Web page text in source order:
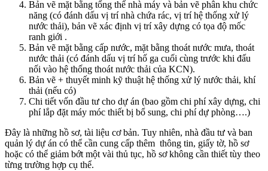
Bản vẽ mặt bằng tổng thể nhà máy và bản vẽ phân khu chức
năng (có đánh dấu vị trí nhà chứa rác, vị trí hệ thống xử lý
nước thải), bản vẽ xác định vị trí xây dựng có tọa độ mốc
ranh giới .
Bản vẽ mặt bằng cấp nước, mặt bằng thoát nước mưa, thoát
nước thải (có đánh dấu vị trí hố ga cuối cùng trước khi đấu
nối vào hệ thống thoát nước thải của KCN).
Bản vẽ + thuyết minh kỹ thuật hệ thống xử lý nước thải, khí
thải (nếu có)
Chi tiết vốn đầu tư cho dự án (bao gồm chi phí xây dựng, chi
phí lắp đặt máy móc thiết bị bổ sung, chi phí dự phòng….)
Đây là những hồ sơ, tài liệu cơ bản. Tuy nhiên, nhà đầu tư và ban
quản lý dự án có thể cần cung cấp thêm thông tin, giấy tờ, hồ sơ
hoặc có thể giảm bớt một vài thủ tục, hồ sơ không cần thiết tùy theo
từng trường hợp cụ thể.